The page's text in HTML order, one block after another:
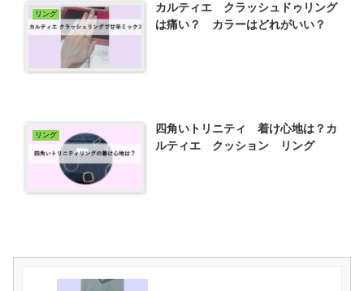
リング
カルティエ クラッシュドゥリング
は痛い？ カラーはどれがいい？
リング
四角いトリニティ 着け心地は？カ
ルティエ クッション リング